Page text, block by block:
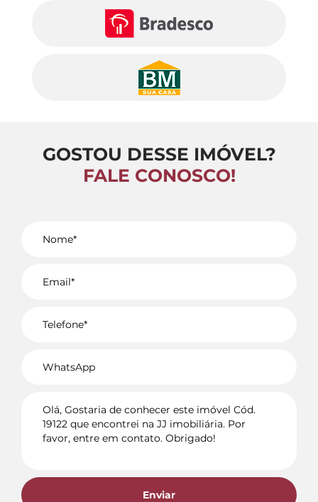
GOSTOU DESSE IMÓVEL?
FALE CONOSCO!
Enviar